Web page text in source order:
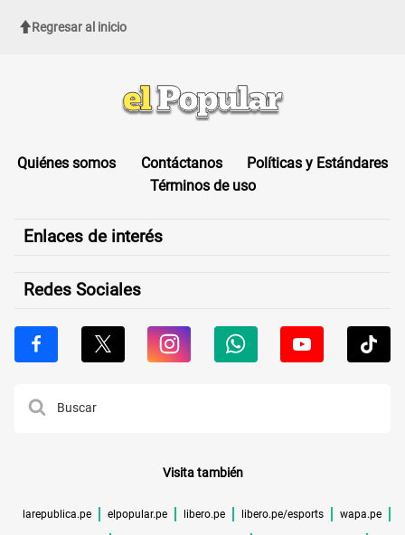
Regresar al inicio
Quiénes somos Contáctanos
Políticas y Estándares
Términos de uso
Enlaces de interés
Redes Sociales
Visita también
larepublica.pe elpopular.pe libero.pe libero.pe/esports wapa.pe